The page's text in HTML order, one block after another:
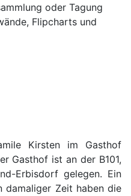
oder Tagung
Flipcharts und
Kirsten im Gasthof
Gasthof ist an der B101,
Erbisdorf gelegen. Ein
damaliger Zeit haben die